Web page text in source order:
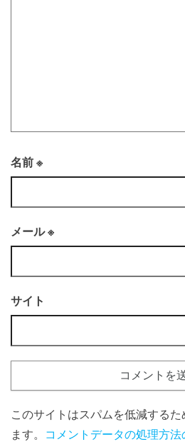
名前 ※
メール※
サイト
このサイトはスパムを低減するた
ます。
コメントデータの処理方法